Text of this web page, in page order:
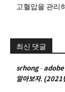
고혈압을 관리
최신 댓글
srhong- adobe
알아보자. (2021